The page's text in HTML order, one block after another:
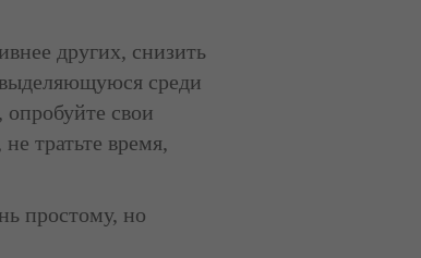
других, снизить
выделяющуюся среди
свои
тратьте время,
простому, но